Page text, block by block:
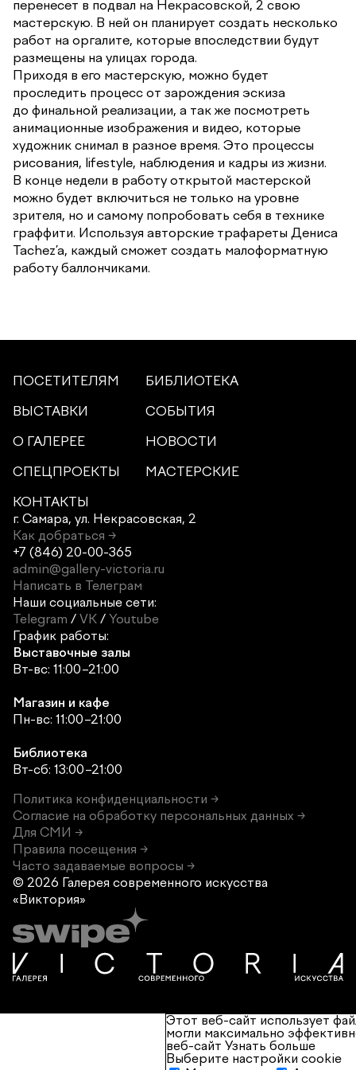
перенесет в подвал на Некрасовской, 2 свою
мастерскую. В ней он планирует создать несколько
работ на оргалите, которые впоследствии будут
размещены на улицах города.
Приходя в его мастерскую, можно будет
проследить процесс от зарождения эскиза
до финальной реализации, а так же посмотреть
анимационные изображения и видео, которые
художник снимал в разное время. Это процессы
рисования, lifestyle, наблюдения и кадры из жизни.
В конце недели в работу открытой мастерской
можно будет включиться не только на уровне
зрителя, но и самому попробовать себя в технике
граффити. Используя авторские трафареты Дениса
Tachez’a, каждый сможет создать малоформатную
работу баллончиками.
ПОСЕТИТЕЛЯМ
БИБЛИОТЕКА
ВЫСТАВКИ
СОБЫТИЯ
О ГАЛЕРЕЕ
НОВОСТИ
СПЕЦПРОЕКТЫ
МАСТЕРСКИЕ
КОНТАКТЫ
г. Самара, ул. Некрасовская, 2
Как добраться →
+7 (846) 20-00-365
admin@gallery-victoria.ru
Написать в Телеграм
Наши социальные сети:
Telegram / VK / Youtube
График работы:
Выставочные залы
Вт-вс: 11:00–21:00
Магазин и кафе
Пн-вс: 11:00–21:00
Библиотека
Вт-сб: 13:00–21:00
Политика конфиденциальности →
Согласие на обработку персональных данных →
Для СМИ →
Правила посещения →
Часто задаваемые вопросы →
© 2026 Галерея современного искусства
«Виктория»
Этот веб-сайт использует
могли максимально
веб-сайт Узнать больше
Выберите настройки cookie